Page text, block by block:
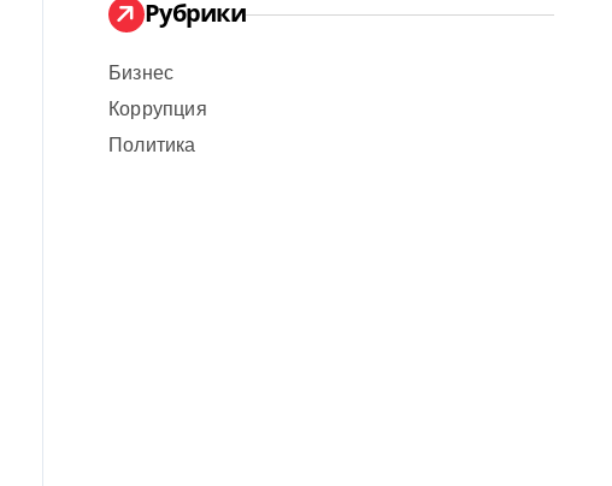
Рубрики
Бизнес
Коррупция
Политика